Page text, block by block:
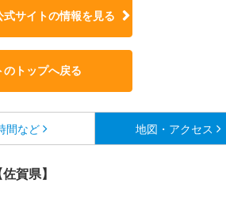
式サイトの情報を見る
のトップへ戻る
間など 地図・アクセス
賀県】